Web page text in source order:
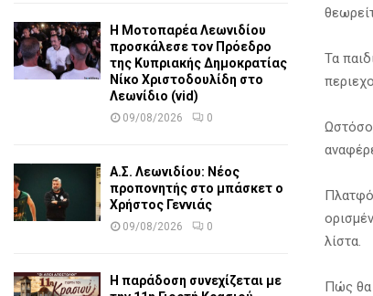
Τα
λίστα.
Πώς θα
Η Μοτοπαρέα Λεωνιδίου
προσκάλεσε τον Πρόεδρο
της Κυπριακής Δημοκρατίας
Νίκο Χριστοδουλίδη στο
Λεωνίδιο (vid)
09/08/2026 0
Α.Σ. Λεωνιδίου: Νέος
προπονητής στο μπάσκετ ο
Χρήστος Γεννιάς
09/08/2026 0
Η παράδοση συνεχίζεται με